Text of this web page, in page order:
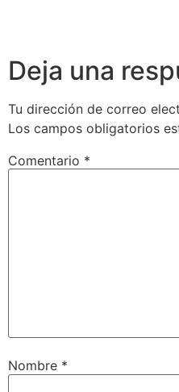
Deja una
Tu dirección de correo
Los campos obligatorios
Comentario *
Nombre *